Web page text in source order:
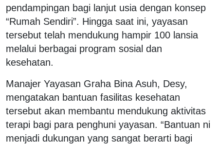
pendampingan bagi lanjut usia dengan konsep
“Rumah Sendiri”. Hingga saat ini, yayasan
tersebut telah mendukung hampir 100 lansia
melalui berbagai program sosial dan
kesehatan.
Manajer Yayasan Graha Bina Asuh, Desy,
mengatakan bantuan fasilitas kesehatan
tersebut akan membantu mendukung aktivitas
terapi bagi para penghuni yayasan. “Bantuan ni
menjadi dukungan yang sangat berarti bagi